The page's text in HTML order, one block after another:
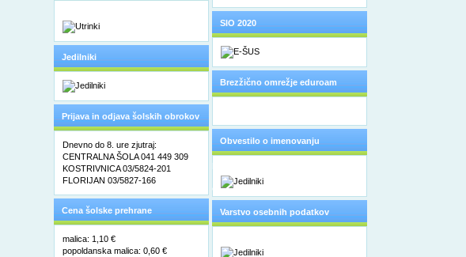
Jedilniki
Prijava in odjava šolskih obrokov
Dnevno do 8. ure zjutraj:
CENTRALNA ŠOLA 041 449 309
KOSTRIVNICA 03/5824-201
FLORIJAN 03/5827-166
Cena šolske prehrane
malica: 1,10 €
popoldanska malica: 0,60 €
SIO 2020
Brezžično omrežje eduroam
Obvestilo o imenovanju
osebnih podatkov
Varstvo osebnih podatkov